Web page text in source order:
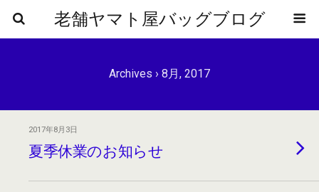
老舗ヤマト屋バッグブログ
Archives › 8月, 2017
2017年8月3日
夏季休業のお知らせ